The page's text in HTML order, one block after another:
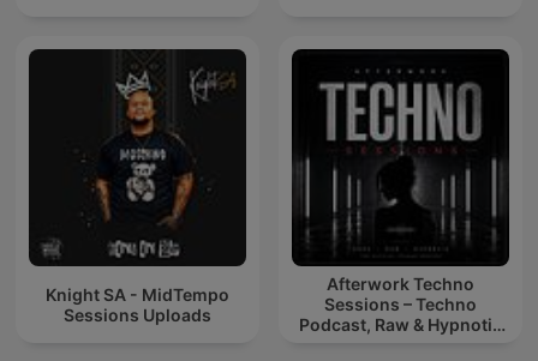
Knight SA - MidTempo
Sessions Uploads
Afterwork Techno
Sessions – Techno
Podcast, Raw & Hypnotic